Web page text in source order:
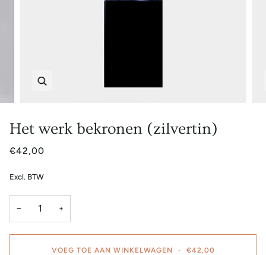
Het werk bekronen (zilvertin)
€42,00
Excl. BTW
− +
VOEG TOE AAN WINKELWAGEN • €42,00